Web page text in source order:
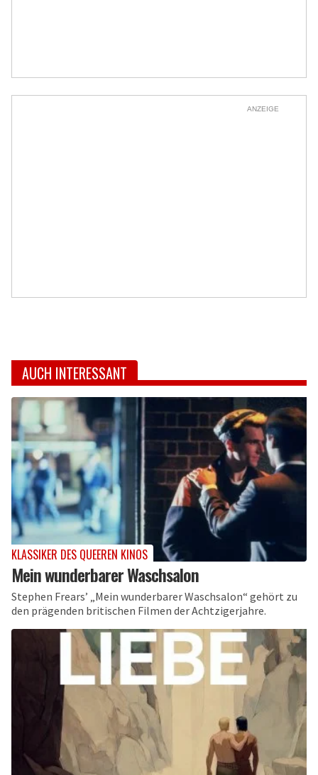
ANZEIGE
AUCH INTERESSANT
KLASSIKER DES QUEEREN KINOS
Mein wunderbarer Waschsalon
Stephen Frears’ „Mein wunderbarer Waschsalon“ gehört zu
den prägenden britischen Filmen der Achtzigerjahre.